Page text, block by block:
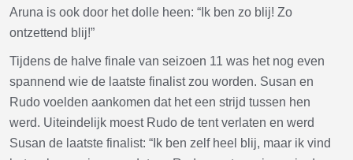
Aruna is ook door het dolle heen: “Ik ben zo blij! Zo
ontzettend blij!”
Tijdens de halve finale van seizoen 11 was het nog even
spannend wie de laatste finalist zou worden. Susan en
Rudo voelden aankomen dat het een strijd tussen hen
werd. Uiteindelijk moest Rudo de tent verlaten en werd
Susan de laatste finalist: “Ik ben zelf heel blij, maar ik vind